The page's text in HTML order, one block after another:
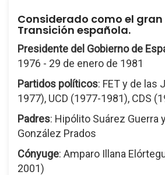
Considerado como el
Transición española.
Presidente del Gobierno de
1976 - 29 de enero de 1981
Partidos políticos: FET y de las
1977), UCD (1977-1981), CDS
Padres: Hipólito Suárez Guerra
González Prados
Cónyuge: Amparo Illana
2001)